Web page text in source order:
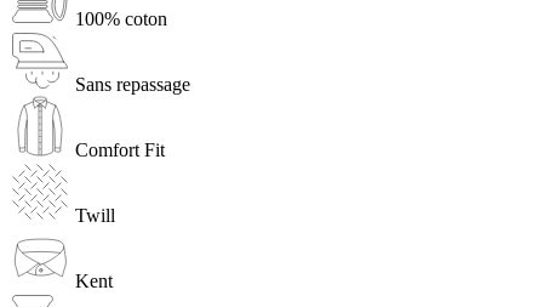
100% coton
Sans repassage
Comfort Fit
Twill
Kent